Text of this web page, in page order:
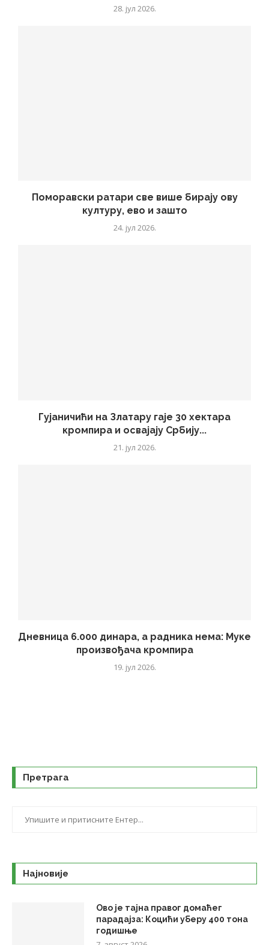
28. јул 2026.
Поморавски ратари све више бирају ову
културу, ево и зашто
24. јул 2026.
Гујаничићи на Златару гаје 30 хектара
кромпира и освајају Србију...
21. јул 2026.
Дневница 6.000 динара, а радника нема: Муке
произвођача кромпира
19. јул 2026.
Претрага
Најновије
Ово је тајна правог домаћег
парадајза: Коцићи уберу 400 тона
годишње